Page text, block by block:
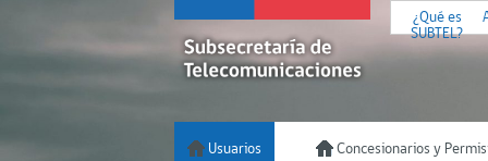
¿Qué es
SUBTEL?
Usuarios Concesionarios y